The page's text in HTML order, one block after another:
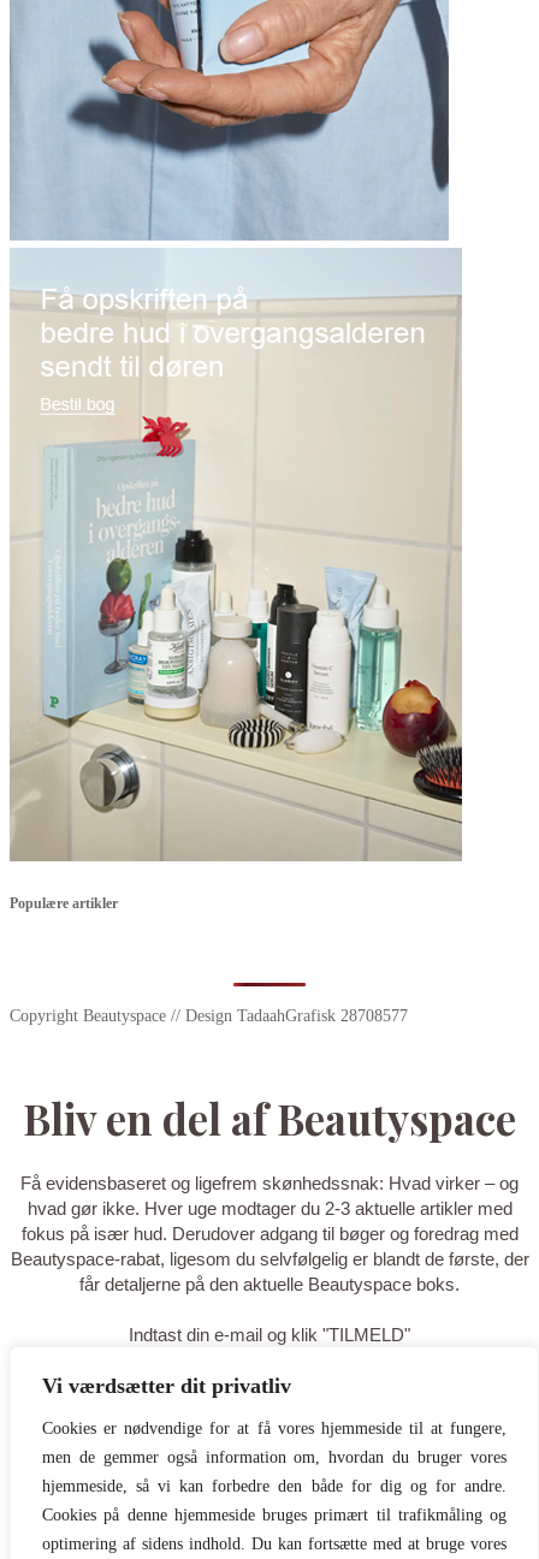
Vi værdsætter dit privatliv
Cookies er nødvendige for at få vores hjemmeside til at fungere,
men de gemmer også information om, hvordan du bruger vores
hjemmeside, så vi kan forbedre den både for dig og for andre.
Cookies på denne hjemmeside bruges primært til trafikmåling og
optimering af sidens indhold. Du kan fortsætte med at bruge vores
Populære artikler
Copyright Beautyspace // Design TadaahGrafisk 28708577
Bliv en del af Beautyspace
Få evidensbaseret og ligefrem skønhedssnak: Hvad virker – og
hvad gør ikke. Hver uge modtager du 2-3 aktuelle artikler med
fokus på især hud. Derudover adgang til bøger og foredrag med
Beautyspace-rabat, ligesom du selvfølgelig er blandt de første, der
får detaljerne på den aktuelle Beautyspace boks.
Indtast din e-mail og klik "TILMELD"
TILMELD
Tak for din tilmelding - du er nu på
listen! Tilføj gerne